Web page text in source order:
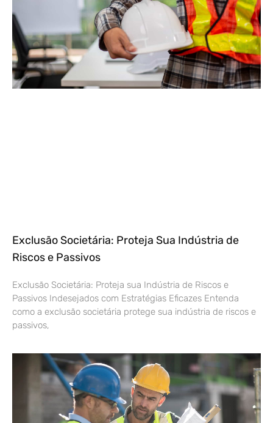
Exclusão Societária: Proteja Sua Indústria de
Riscos e Passivos
Exclusão Societária: Proteja sua Indústria de Riscos e
Passivos Indesejados com Estratégias Eficazes Entenda
como a exclusão societária protege sua indústria de riscos e
passivos,